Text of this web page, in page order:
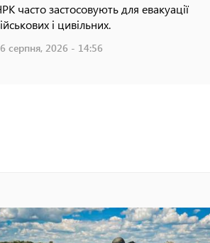
часто застосовують для евакуації
і цивільних.
серпня, 2026 - 14:56